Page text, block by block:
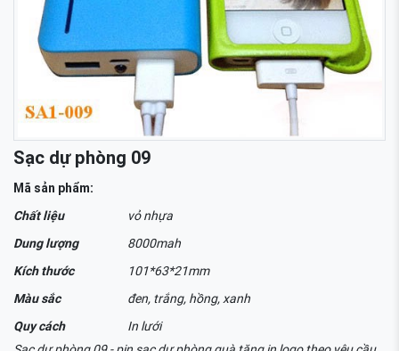
Sạc dự phòng 09
Mã sản phẩm:
Chất liệu
vỏ nhựa
Dung lượng
8000mah
Kích thước
101*63*21mm
Màu sắc
đen, trắng, hồng, xanh
Quy cách
In lưới